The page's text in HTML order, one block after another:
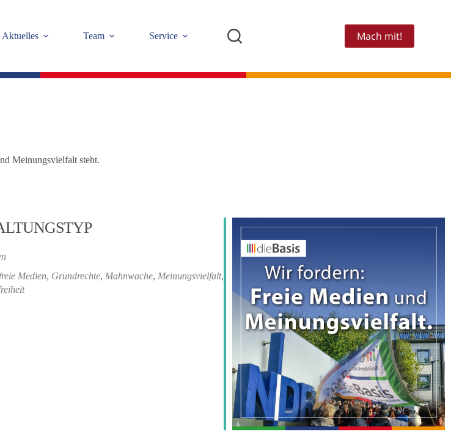
Aktuelles Team Service Mach mit!
Meinungsvielfalt steht.
Outlook Live
freie Medien, Grundrechte, Mahnwache, Meinungsvielfalt,